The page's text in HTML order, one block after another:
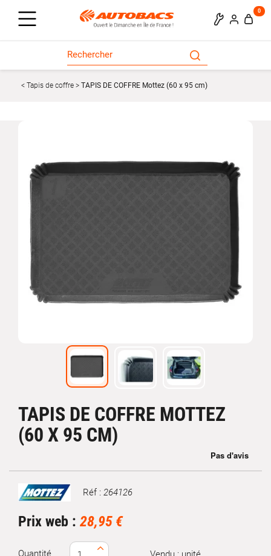
0
Tapis de coffre TAPIS DE COFFRE Mottez (60 x 95 cm)
TAPIS DE COFFRE MOTTEZ
(60 X 95 CM)
Marque Réf : 264126
Prix web : 28,95 €
Quantité